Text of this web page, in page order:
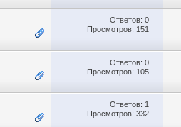
Ответов: 0
Просмотров: 151
Ответов: 0
Просмотров: 105
Ответов: 1
Просмотров: 332